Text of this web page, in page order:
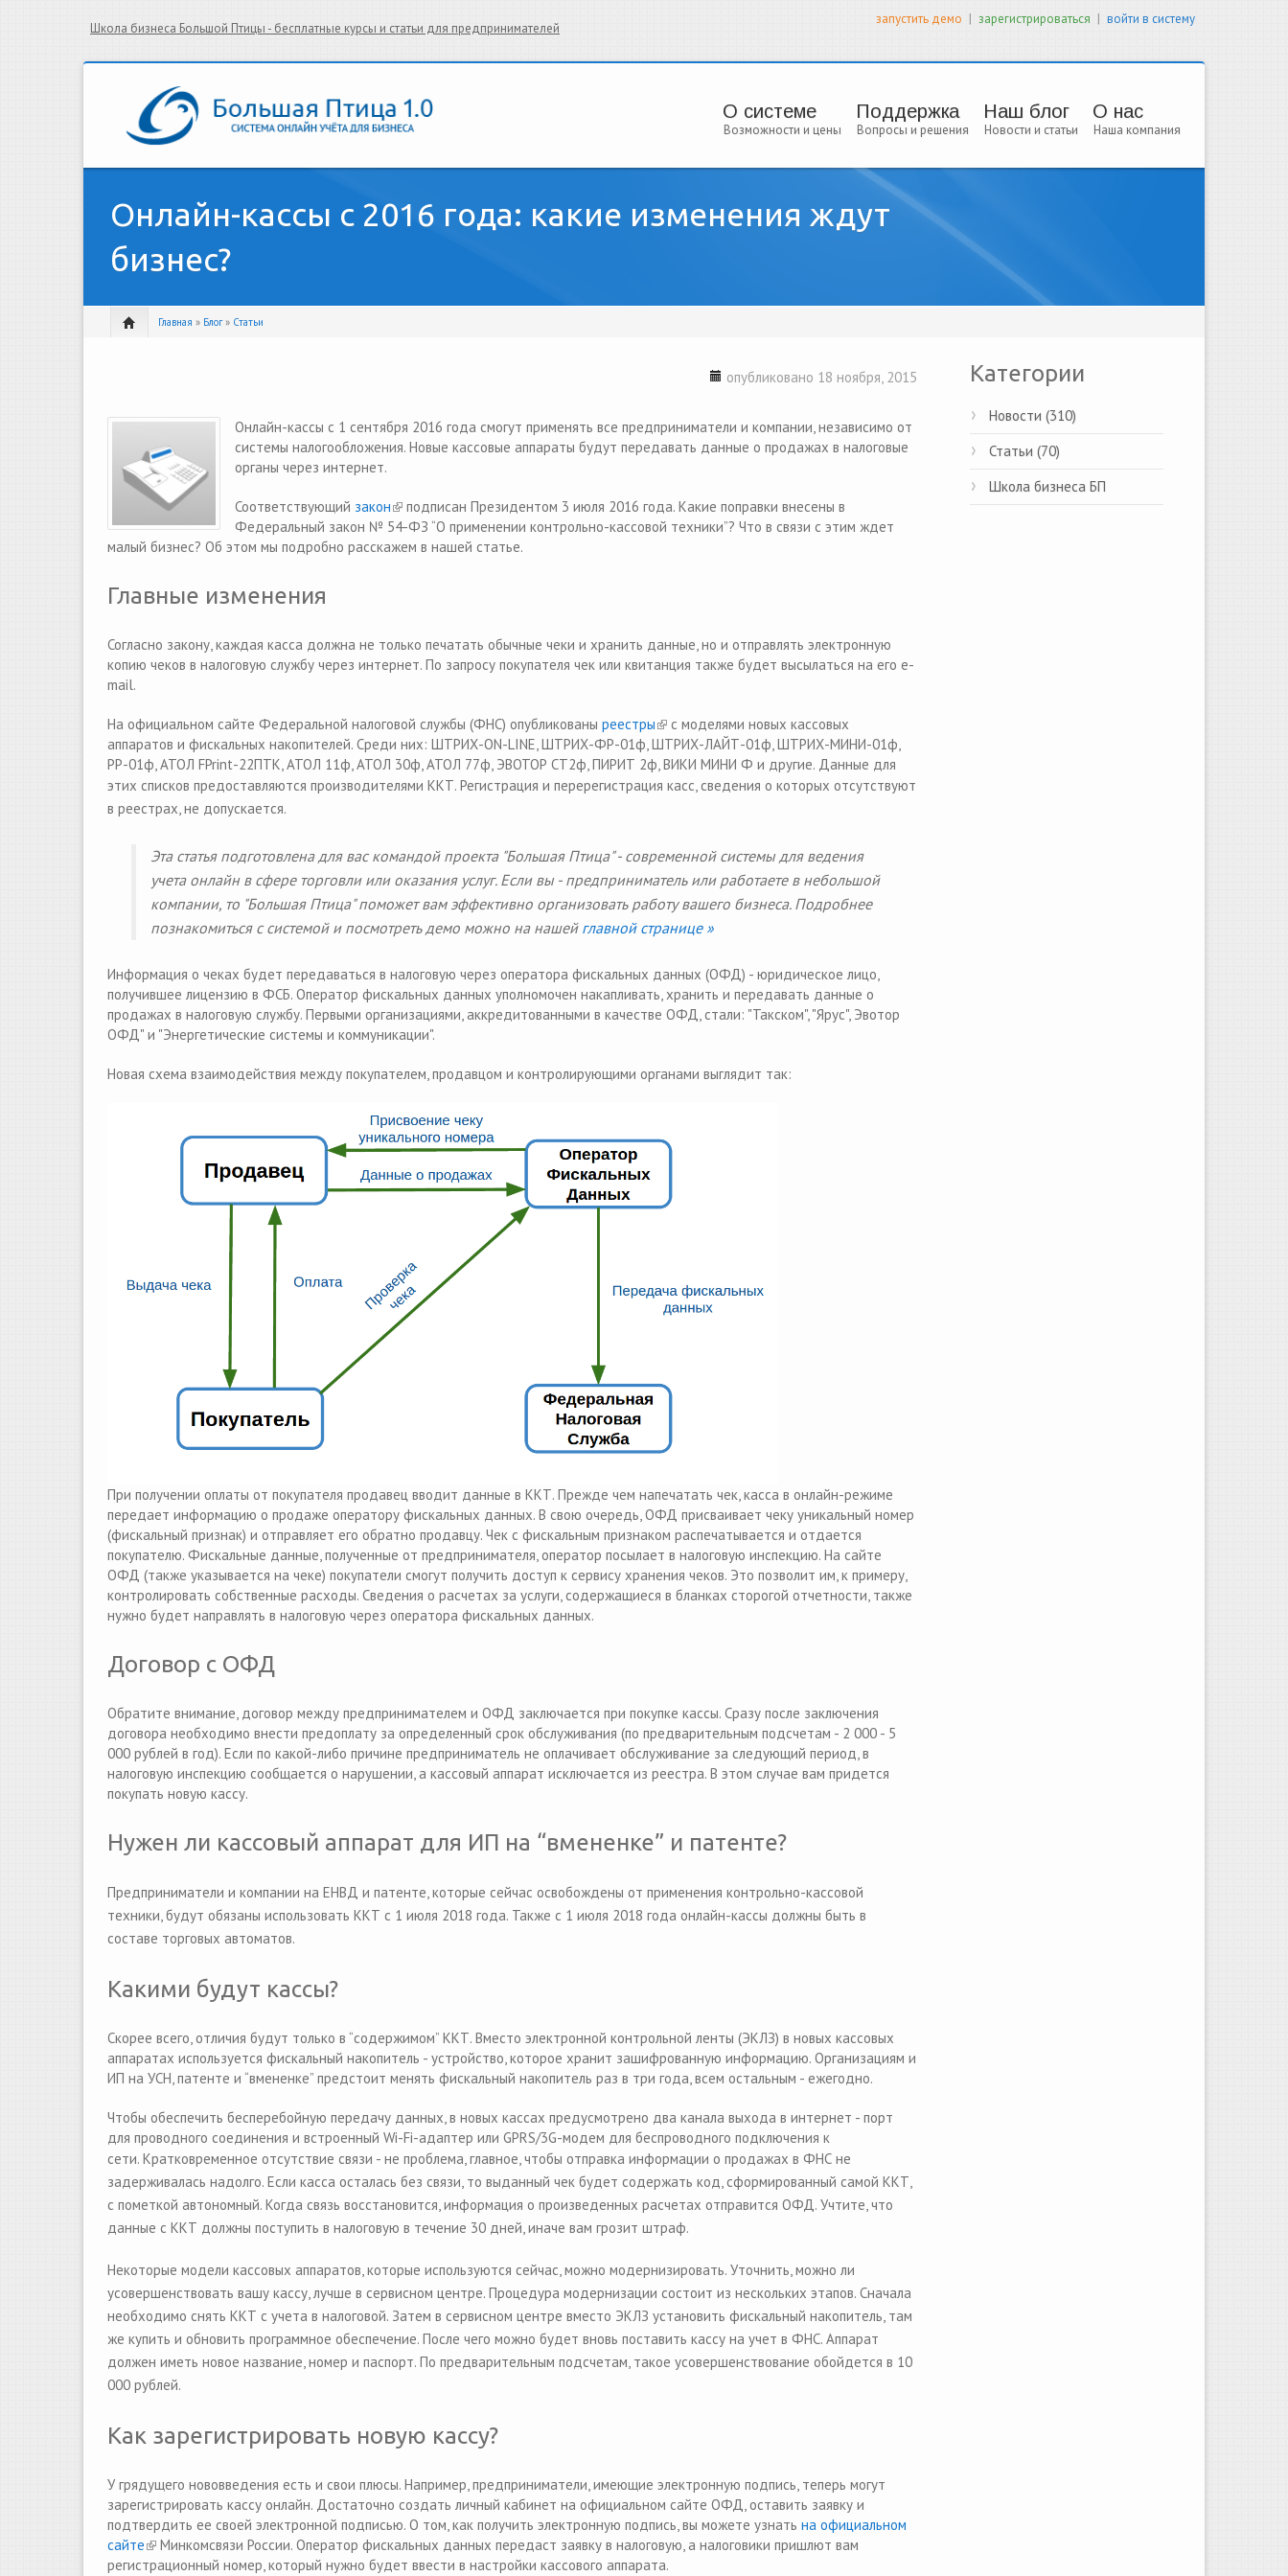
Школа бизнеса Большой Птицы - бесплатные курсы и статьи для предпринимателей
запустить демо | зарегистрироваться | войти в систему
О системе
Возможности и цены
Поддержка
Вопросы и решения
Наш блог
Новости и статьи
О нас
Наша компания
Онлайн-кассы с 2016 года: какие изменения ждут
бизнес?
Главная » Блог» Статьи
опубликовано 18 ноября, 2015
Онлайн-кассы с 1 сентября 2016 года смогут применять все предприниматели и компании, независимо от
системы налогообложения. Новые кассовые аппараты будут передавать данные о продажах в налоговые
органы через интернет.
Соответствующий закон(link is external)
подписан Президентом 3 июля 2016 года. Какие поправки внесены в
Федеральный закон № 54-ФЗ “О применении контрольно-кассовой техники”? Что в связи с этим ждет
малый бизнес? Об этом мы подробно расскажем в нашей статье.
Главные изменения
Согласно закону, каждая касса должна не только печатать обычные чеки и хранить данные, но и отправлять электронную
копию чеков в налоговую службу через интернет. По запросу покупателя чек или квитанция также будет высылаться на его e-
mail.
На официальном сайте Федеральной налоговой службы (ФНС) опубликованы реестры(link is external)
с моделями новых кассовых
аппаратов и фискальных накопителей. Среди них: ШТРИХ-ON-LINE, ШТРИХ-ФР-01ф, ШТРИХ-ЛАЙТ-01ф, ШТРИХ-МИНИ-01ф,
РР-01ф, АТОЛ FPrint-22ПТК, АТОЛ 11ф, АТОЛ 30ф, АТОЛ 77ф, ЭВОТОР СТ2ф, ПИРИТ 2ф, ВИКИ МИНИ Ф и другие. Данные для
этих списков предоставляются производителями ККТ. Регистрация и перерегистрация касс, сведения о которых отсутствуют
в реестрах, не допускается.
Эта статья подготовлена для вас командой проекта "Большая Птица" - современной системы для ведения
учета онлайн в сфере торговли или оказания услуг. Если вы - предприниматель или работаете в небольшой
компании, то "Большая Птица" поможет вам эффективно организовать работу вашего бизнеса. Подробнее
познакомиться с системой и посмотреть демо можно на нашей главной странице »
Информация о чеках будет передаваться в налоговую через оператора фискальных данных (ОФД) - юридическое лицо,
получившее лицензию в ФСБ. Оператор фискальных данных уполномочен накапливать, хранить и передавать данные о
продажах в налоговую службу. Первыми организациями, аккредитованными в качестве ОФД, стали: "Такском", "Ярус", Эвотор
ОФД" и "Энергетические системы и коммуникации".
Новая схема взаимодействия между покупателем, продавцом и контролирующими органами выглядит так:
При получении оплаты от покупателя продавец вводит данные в ККТ. Прежде чем напечатать чек, касса в онлайн-режиме
передает информацию о продаже оператору фискальных данных. В свою очередь, ОФД присваивает чеку уникальный номер
(фискальный признак) и отправляет его обратно продавцу. Чек с фискальным признаком распечатывается и отдается
покупателю. Фискальные данные, полученные от предпринимателя, оператор посылает в налоговую инспекцию. На сайте
ОФД (также указывается на чеке) покупатели смогут получить доступ к сервису хранения чеков. Это позволит им, к примеру,
контролировать собственные расходы. Сведения о расчетах за услуги, содержащиеся в бланках сторогой отчетности, также
нужно будет направлять в налоговую через оператора фискальных данных.
Договор с ОФД
Обратите внимание, договор между предпринимателем и ОФД заключается при покупке кассы. Сразу после заключения
договора необходимо внести предоплату за определенный срок обслуживания (по предварительным подсчетам - 2 000 - 5
000 рублей в год). Если по какой-либо причине предприниматель не оплачивает обслуживание за следующий период, в
налоговую инспекцию сообщается о нарушении, а кассовый аппарат исключается из реестра. В этом случае вам придется
покупать новую кассу.
Нужен ли кассовый аппарат для ИП на “вмененке” и патенте?
Предприниматели и компании на ЕНВД и патенте, которые сейчас освобождены от применения контрольно-кассовой
техники, будут обязаны использовать ККТ с 1 июля 2018 года. Также с 1 июля 2018 года онлайн-кассы должны быть в
составе торговых автоматов.
Какими будут кассы?
Скорее всего, отличия будут только в “содержимом” ККТ. Вместо электронной контрольной ленты (ЭКЛЗ) в новых кассовых
аппаратах используется фискальный накопитель - устройство, которое хранит зашифрованную информацию. Организациям и
ИП на УСН, патенте и “вмененке” предстоит менять фискальный накопитель раз в три года, всем остальным - ежегодно.
Чтобы обеспечить бесперебойную передачу данных, в новых кассах предусмотрено два канала выхода в интернет - порт
для проводного соединения и встроенный Wi-Fi-адаптер или GPRS/3G-модем для беспроводного подключения к
сети. Кратковременное отсутствие связи - не проблема, главное, чтобы отправка информации о продажах в ФНС не
задерживалась надолго. Если касса осталась без связи, то выданный чек будет содержать код, сформированный самой ККТ,
с пометкой автономный. Когда связь восстановится, информация о произведенных расчетах отправится ОФД. Учтите, что
данные с ККТ должны поступить в налоговую в течение 30 дней, иначе вам грозит штраф.
Некоторые модели кассовых аппаратов, которые используются сейчас, можно модернизировать. Уточнить, можно ли
усовершенствовать вашу кассу, лучше в сервисном центре. Процедура модернизации состоит из нескольких этапов. Сначала
необходимо снять ККТ с учета в налоговой. Затем в сервисном центре вместо ЭКЛЗ установить фискальный накопитель, там
же купить и обновить программное обеспечение. После чего можно будет вновь поставить кассу на учет в ФНС. Аппарат
должен иметь новое название, номер и паспорт. По предварительным подсчетам, такое усовершенствование обойдется в 10
000 рублей.
Как зарегистрировать новую кассу?
У грядущего нововведения есть и свои плюсы. Например, предприниматели, имеющие электронную подпись, теперь могут
зарегистрировать кассу онлайн. Достаточно создать личный кабинет на официальном сайте ОФД, оставить заявку и
подтвердить ее своей электронной подписью. О том, как получить электронную подпись, вы можете узнать на официальном
сайте(link is external)
Минкомсвязи России. Оператор фискальных данных передаст заявку в налоговую, а налоговики пришлют вам
регистрационный номер, который нужно будет ввести в настройки кассового аппарата.
Категории
Новости (310)
Статьи (70)
Школа бизнеса БП